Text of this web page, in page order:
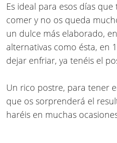
Es ideal para esos días
comer y no os queda
un dulce más elaborado,
alternativas como ésta, en
dejar enfriar, ya tenéis el
Un rico postre, para tener
que os sorprenderá el
haréis en muchas